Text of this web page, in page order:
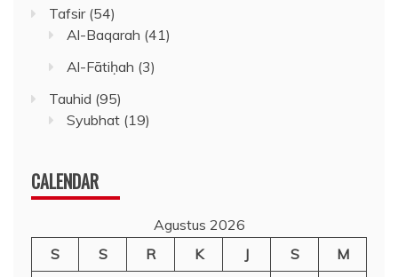
Tafsir(54)
Al-Baqarah (41)
Al-Fātiḥah (3)
Tauhid (95)
Syubhat (19)
CALENDAR
Agustus 2026
S
S R K J S
M